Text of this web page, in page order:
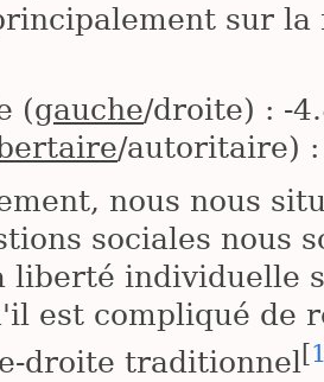
sur la
(gauche/droite) : -
/autoritaire) :
nous nous
sociales nous
liberté individuelle
est compliqué de
droite traditionnel[